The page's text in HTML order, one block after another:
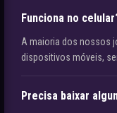
Funciona no
A maioria dos nossos
dispositivos móveis,
Precisa baixar